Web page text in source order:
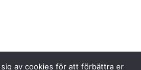
av cookies för att förbättra er